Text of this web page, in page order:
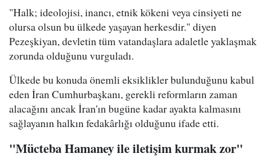
"Halk; ideolojisi, inancı, etnik kökeni veya cinsiyeti ne
olursa olsun bu ülkede yaşayan herkesdir." diyen
Pezeşkiyan, devletin tüm vatandaşlara adaletle yaklaşmak
zorunda olduğunu vurguladı.
Ülkede bu konuda önemli eksiklikler bulunduğunu kabul
eden İran Cumhurbaşkanı, gerekli reformların zaman
alacağını ancak İran'ın bugüne kadar ayakta kalmasını
sağlayanın halkın fedakârlığı olduğunu ifade etti.
"Mücteba Hamaney ile iletişim kurmak zor"